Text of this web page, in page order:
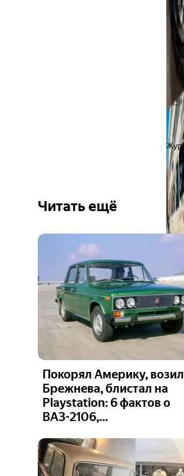
Читать ещё
Покорял Америку, возил
Брежнева, блистал на
Playstation: 6 фактов о
ВАЗ-2106,...